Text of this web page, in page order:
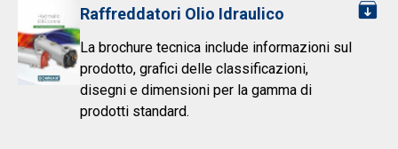
Raffreddatori Olio Idraulico
La brochure tecnica include informazioni sul
prodotto, grafici delle classificazioni,
disegni e dimensioni per la gamma di
prodotti standard.